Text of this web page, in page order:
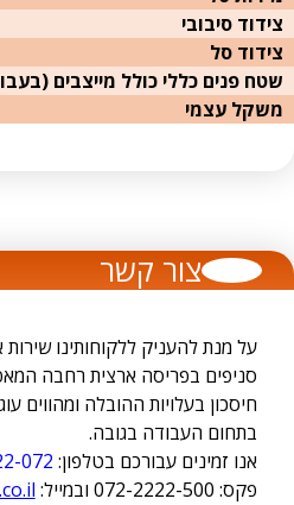
צידוד סיבובי
צידוד סל
שטח פנים כללי כולל מייצבים
משקל עצמי
צור קשר
על מנת להעניק ללקוחותינו שירות
סניפים בפריסה ארצית רחבה
חיסכון בעלויות ההובלה ומהווים
בתחום העבודה בגובה.
אנו זמינים עבורכם בטלפון: 072
פקס: 072-2222-500 ובמייל: